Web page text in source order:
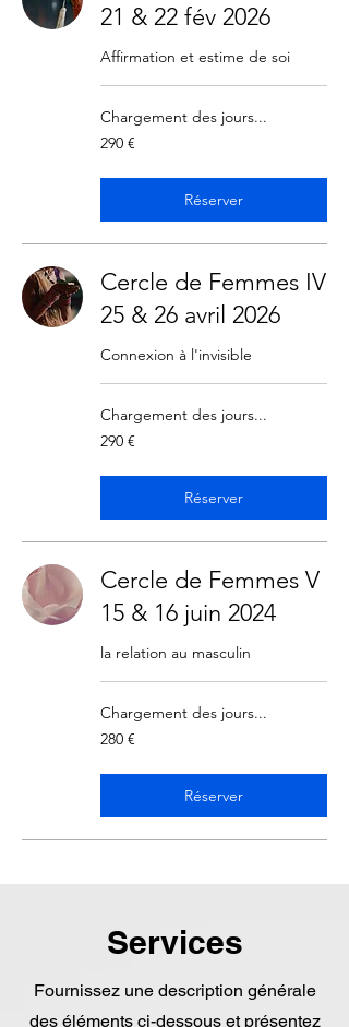
21 & 22 fév 2026
Affirmation et estime de soi
Chargement des jours...
290
euros
290 €
Réserver
Cercle de Femmes IV
25 & 26 avril 2026
Connexion à l'invisible
Chargement des jours...
290
euros
290 €
Réserver
Cercle de Femmes V
15 & 16 juin 2024
la relation au masculin
Chargement des jours...
280
euros
280 €
Réserver
Services
Fournissez une description générale
des éléments ci-dessous et présentez